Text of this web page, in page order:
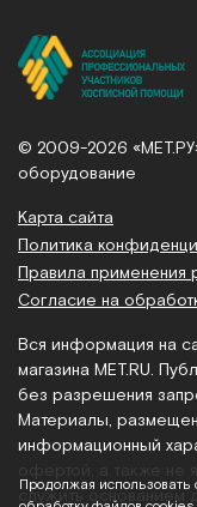
© 2009-2026
оборудование
Карта сайта
Политика
Правила применения
Согласие на
Вся информация на
магазина MET.RU.
без разрешения
Материалы,
информационный
офертой, а также не
служить основанием
Продолжая использовать